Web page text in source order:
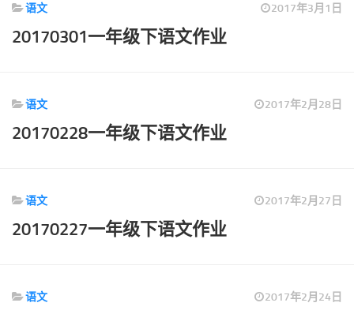
语文 2017年3月1日
20170301一年级下语文作业
语文 2017年2月28日
20170228一年级下语文作业
语文 2017年2月27日
20170227一年级下语文作业
语文 2017年2月24日